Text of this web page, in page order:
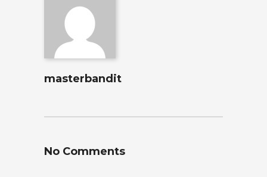
masterbandit
No Comments